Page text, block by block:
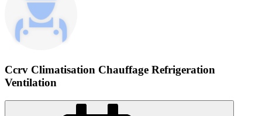
Ccrv Climatisation Chauffage Refrigeration
Ventilation